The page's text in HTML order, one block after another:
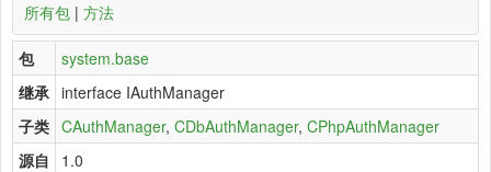
所有包 | 方法
包
system.base
继承 interface IAuthManager
子类 CAuthManager, CDbAuthManager, CPhpAuthManager
源自
1.0